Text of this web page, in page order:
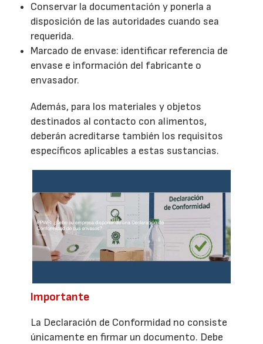
Conservar la documentación y ponerla a
disposición de las autoridades cuando sea
requerida.
Marcado de envase: identificar referencia de
envase e información del fabricante o
envasador.
Además, para los materiales y objetos
destinados al contacto con alimentos,
deberán acreditarse también los requisitos
específicos aplicables a estas sustancias.
Importante
La Declaración de Conformidad no consiste
únicamente en firmar un documento. Debe